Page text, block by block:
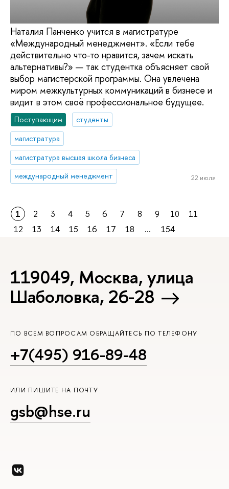
Наталия Панченко учится в магистратуре
«Международный менеджмент». «Если тебе
действительно что-то нравится, зачем искать
альтернативы?» — так студентка объясняет свой
выбор магистерской программы. Она увлечена
миром межкультурных коммуникаций в бизнесе и
видит в этом своё профессиональное будущее.
Поступающим
студенты
магистратура
магистратура высшая школа бизнеса
международный менеджмент
22 июля
1 2 3 4 5 6 7 8 9 10
11
12
13 14 15 16 17 18 ... 154
119049, Москва, улица
Шаболовка, 26-28
ПО ВСЕМ ВОПРОСАМ ОБРАЩАЙТЕСЬ ПО ТЕЛЕФОНУ
+7(495) 916-89-48
ИЛИ ПИШИТЕ НА ПОЧТУ
gsb@hse.ru